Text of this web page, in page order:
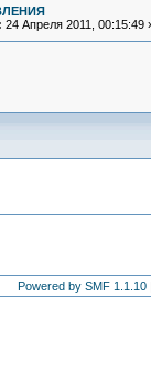
24 Апреля 2011, 00:15:49
Powered by SMF 1.1.10